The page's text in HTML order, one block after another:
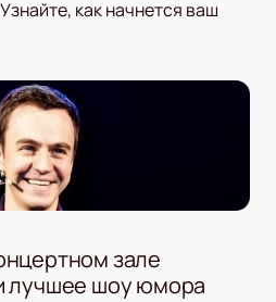
как начнется ваш
зале
лучшее шоу юмора